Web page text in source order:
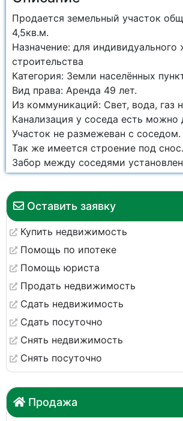
Оставить заявку
Купить недвижимость
Помощь по ипотеке
Помощь юриста
Продать недвижимость
Сдать недвижимость
Сдать посуточно
Снять недвижимость
Снять посуточно
Продажа
Продается земельный участок
4,5кв.м.
Назначение: для
строительства
Категория: Земли населённых
Вид права: Аренда 49 лет.
Из коммуникаций: Свет, вода, газ
Канализация у соседа есть можно
Участок не размежеван с соседом.
Так же имеется строение под снос.
Забор между соседями